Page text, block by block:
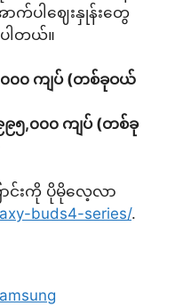
ာက်ပါဈေးနှုန်းတွေ
ါတယ်။
၀၀ ကျပ် (တစ်ခုဝယ်
၉၅,၀၀၀ ကျပ် (တစ်ခု
ာင်းကို ပိုမိုလေ့လာ
buds4-series/.